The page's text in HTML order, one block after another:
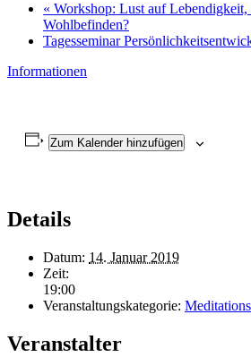
« Workshop: Lust auf Lebendigkeit,
Wohlbefinden?
Tagesseminar
Informationen
Zum Kalender hinzufügen
Details
Datum: 14. Januar 2019
Zeit:
19:00
Veranstaltungskategorie:
Veranstalter